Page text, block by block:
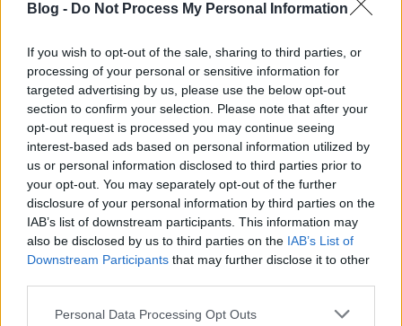
Blog - Do Not Process My Personal Information
If you wish to opt-out of the sale, sharing to third parties, or
processing of your personal or sensitive information for
targeted advertising by us, please use the below opt-out
section to confirm your selection. Please note that after your
opt-out request is processed you may continue seeing
interest-based ads based on personal information utilized by
us or personal information disclosed to third parties prior to
your opt-out. You may separately opt-out of the further
disclosure of your personal information by third parties on the
IAB’s list of downstream participants. This information may
also be disclosed by us to third parties on the IAB’s List of
Downstream Participants that may further disclose it to other
Please note that this website/app uses one or more Google
Personal Data Processing Opt Outs
lassan elkezdődött egy évtizede tartó változás, egy
mások által rám erőltetett elvárások szigorú
betartásáról. Belső erő és nyugalom - a nehéz, unalmas
munkák és bukások üdvözlése. Az egész album a
pusztulásból, menekülésből a rendezettség, önfegyelem,
és minőségibb élet felé tartó útnak egy részét jeleníti
meg és az eközben tomboló belső háborút."
A klipet Marosi Csaba általános iskolájában
forgatták egy gyerekszínész főszereplésével.
Számomra volt egy különleges miliője az egész
forgatásnak ezáltal" –teszi hozzá Csaba. –"Rettentő
érdekes élmény volt ennyi év után visszamenni az ismert
falak, szagok, hangulatok közé, rég elfeledett emlékek
jöttek elő élesen a semmiből. Nagyon szerettem a